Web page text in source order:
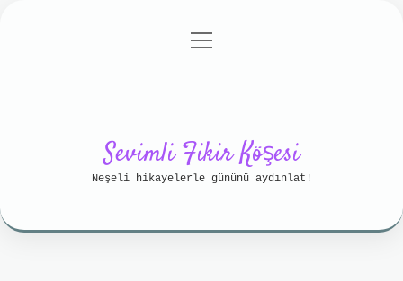
Gizlilik Politikası
menüyü
Sevimli Fikir Köşesi
Neşeli hikayelerle gününü aydınlat!